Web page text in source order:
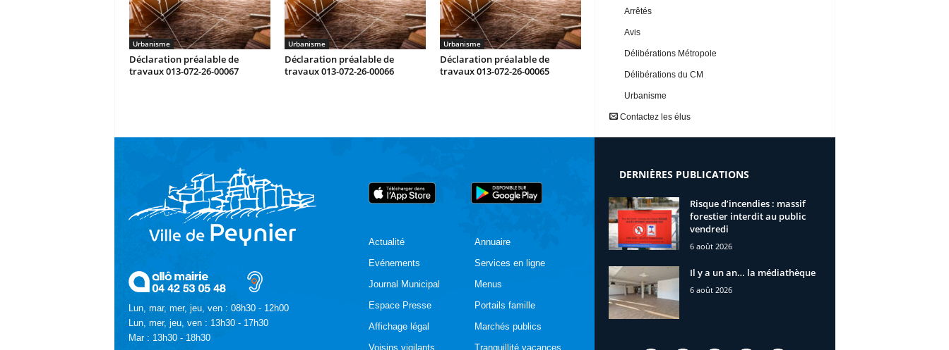
Urbanisme
Déclaration préalable de
travaux 013-072-26-00067
Urbanisme
Déclaration préalable de
travaux 013-072-26-00066
Urbanisme
Déclaration préalable de
travaux 013-072-26-00065
Arrêtés
Avis
Délibérations Métropole
Délibérations du CM
Urbanisme
Contactez les élus
Lun, mar, mer, jeu, ven : 08h30 - 12h00
Lun, mer, jeu, ven : 13h30 - 17h30
Mar : 13h30 - 18h30
Actualité
Evénements
Journal Municipal
Espace Presse
Affichage légal
Voisins vigilants
Annuaire
Services en ligne
Menus
Portails famille
Marchés publics
Tranquillité vacances
DERNIÈRES PUBLICATIONS
Risque d’incendies : massif
forestier interdit au public
vendredi
6 août 2026
Il y a un an… la médiathèque
6 août 2026